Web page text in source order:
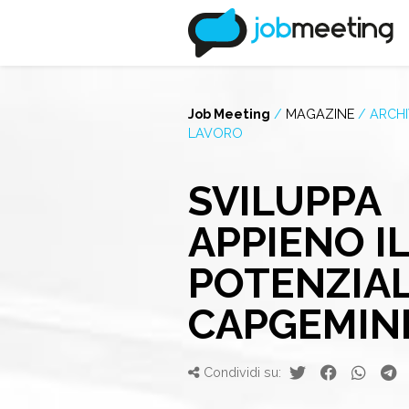
Job Meeting / MAGAZINE /
LAVORO
SVILUPPA
APPIENO
Condividi su: